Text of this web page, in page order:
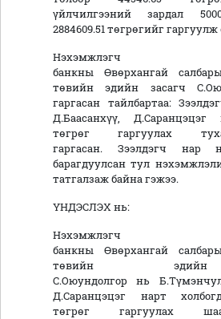
үйлчилгээний зардал
2884609.51 төгрөгийг
банкны Өвөрхангай
төвийн эдийн засагч
гаргасан тайлбартаа:
Д.Баасанхүү, Д.Саранцэцэг
төгрөг гаргуулах
гаргасан. Зээлдэгч нар
барагдуулсан тул
татгалзаж байна гэжээ.
ҮНДЭСЛЭХ нь:
банкны Өвөрхангай
төвийн
С.Оюундолгор нь
Д.Саранцэцэг нарт
төгрөг гаргуулах